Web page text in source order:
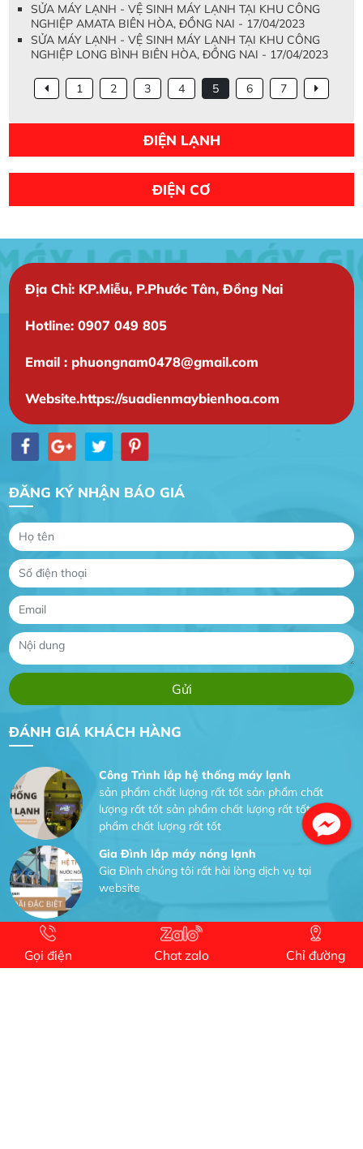
SỬA MÁY LẠNH - VỆ SINH MÁY LẠNH TẠI KHU CÔNG
NGHIỆP AMATA BIÊN HÒA, ĐỒNG NAI - 17/04/2023
SỬA MÁY LẠNH - VỆ SINH MÁY LẠNH TẠI KHU CÔNG
NGHIỆP LONG BÌNH BIÊN HÒA, ĐỒNG NAI - 17/04/2023
1 2 3 4 5 6 7
ĐIỆN LẠNH
ĐIỆN CƠ
Địa Chỉ: KP.Miễu, P.Phước Tân, Đồng Nai
Hotline: 0907 049 805
Email : phuongnam0478@gmail.com
Website.https://suadienmaybienhoa.com
ĐĂNG KÝ NHẬN BÁO GIÁ
ĐÁNH GIÁ KHÁCH HÀNG
Gia Đình chúng tôi rất hài lòng dịch vụ tại
Dự án nhà phố đẹp lên nhờ đội thợ điện từ dịch
Dịch vụ MoTor
Công Trình lắp hệ thống máy lạnh
sản phẩm chất lượng rất tốt sản phẩm chất
lượng rất tốt sản phẩm chất lượng rất tốt sản
phẩm chất lượng rất tốt
Gia Đình lắp máy nóng lạnh
Gia Đình chúng tôi rất hài lòng dịch vụ tại
website
Dự án nhà phố đẹp lên nhờ đội thợ điện từ dịch
vụ
Gọi điện Chat zalo Chỉ đường